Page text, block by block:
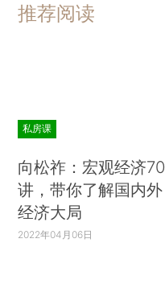
推荐阅读
私房课
向松祚：宏观经济70
讲，带你了解国内外
经济大局
2022年04月06日